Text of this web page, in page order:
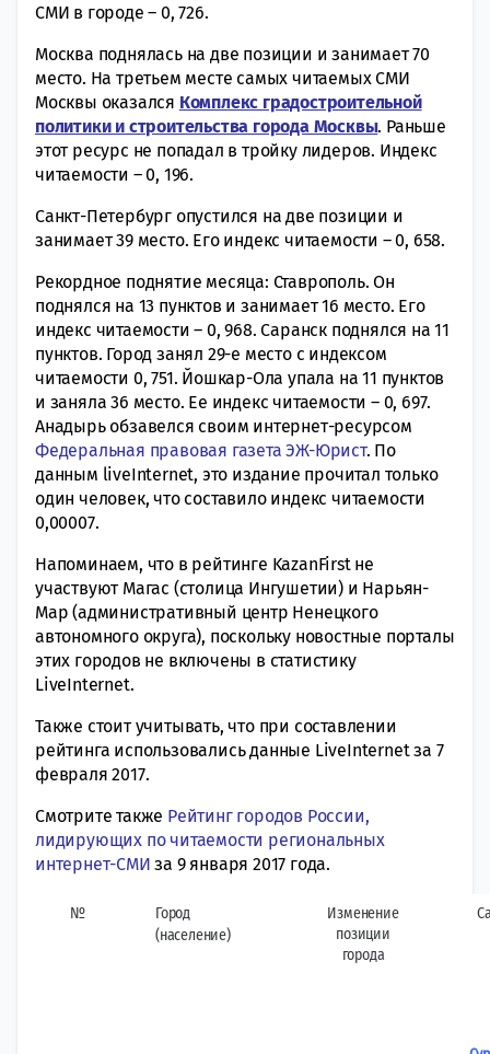
СМИ в городе ― 0, 726.
Москва поднялась на две позиции и занимает 70
место. На третьем месте самых читаемых СМИ
Москвы оказался Комплекс градостроительной
политики и строительства города Москвы. Раньше
этот ресурс не попадал в тройку лидеров. Индекс
читаемости ― 0, 196.
Санкт-Петербург опустился на две позиции и
занимает 39 место. Его индекс читаемости ― 0, 658.
Рекордное поднятие месяца: Ставрополь. Он
поднялся на 13 пунктов и занимает 16 место. Его
индекс читаемости ― 0, 968. Саранск поднялся на 11
пунктов. Город занял 29-е место с индексом
читаемости 0, 751. Йошкар-Ола упала на 11 пунктов
и заняла 36 место. Ее индекс читаемости ― 0, 697.
Анадырь обзавелся своим интернет-ресурсом
Федеральная правовая газета ЭЖ-Юрист. По
данным liveInternet, это издание прочитал только
один человек, что составило индекс читаемости
0,00007.
Напоминаем, что в рейтинге KazanFirst не
участвуют Магас (столица Ингушетии) и Нарьян-
Мар (административный центр Ненецкого
автономного округа), поскольку новостные порталы
этих городов не включены в статистику
LiveInternet.
Также стоит учитывать, что при составлении
рейтинга использовались данные LiveInternet за 7
февраля 2017.
Смотрите также Рейтинг городов России,
лидирующих по читаемости региональных
интернет-СМИ за 9 января 2017 года.
№
Город
(население)
Изменение
позиции
города